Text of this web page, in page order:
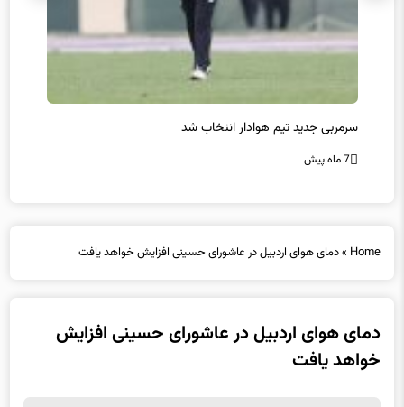
سرمربی جدید تیم هوادار انتخاب شد
7 ماه پیش
Home
»دمای هوای اردبیل در عاشورای حسینی افزایش خواهد یافت
دمای هوای اردبیل در عاشورای حسینی افزایش
خواهد یافت